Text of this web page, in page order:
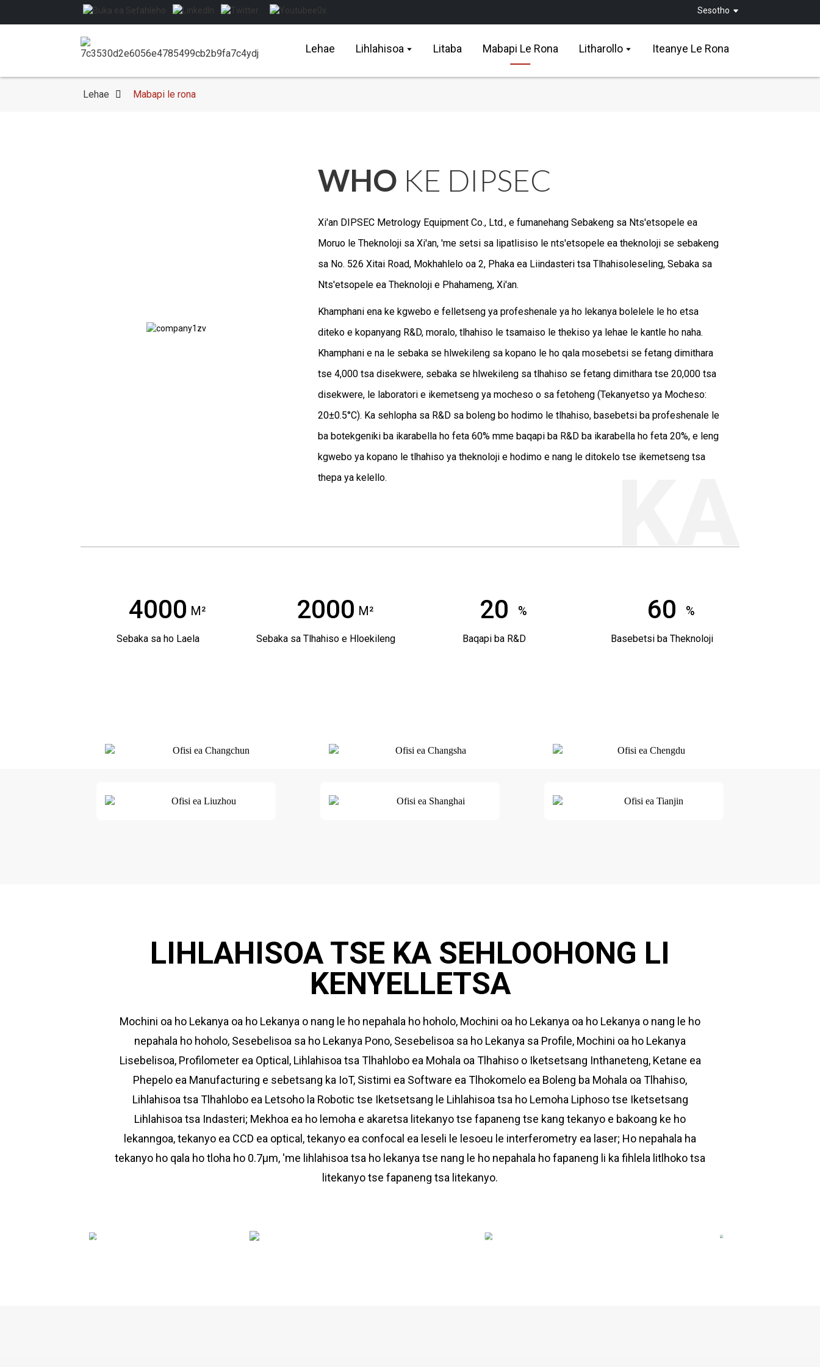
Sesotho
Lehae Lihlahisoa Litaba Mabapi Le Rona Litharollo Iteanye Le Rona
Lehae Mabapi le rona
WHO KE DIPSEC
Xi'an DIPSEC Metrology Equipment Co., Ltd., e fumanehang Sebakeng sa Nts'etsopele ea
Moruo le Theknoloji sa Xi'an, 'me setsi sa lipatlisiso le nts'etsopele ea theknoloji se sebakeng
sa No. 526 Xitai Road, Mokhahlelo oa 2, Phaka ea Liindasteri tsa Tlhahisoleseling, Sebaka sa
Nts'etsopele ea Theknoloji e Phahameng, Xi'an.
Khamphani ena ke kgwebo e felletseng ya profeshenale ya ho lekanya bolelele le ho etsa
diteko e kopanyang R&D, moralo, tlhahiso le tsamaiso le thekiso ya lehae le kantle ho naha.
Khamphani e na le sebaka se hlwekileng sa kopano le ho qala mosebetsi se fetang dimithara
tse 4,000 tsa disekwere, sebaka se hlwekileng sa tlhahiso se fetang dimithara tse 20,000 tsa
disekwere, le laboratori e ikemetseng ya mocheso o sa fetoheng (Tekanyetso ya Mocheso:
20±0.5°C). Ka sehlopha sa R&D sa boleng bo hodimo le tlhahiso, basebetsi ba profeshenale le
ba botekgeniki ba ikarabella ho feta 60% mme baqapi ba R&D ba ikarabella ho feta 20%, e leng
kgwebo ya kopano le tlhahiso ya theknoloji e hodimo e nang le ditokelo tse ikemetseng tsa
thepa ya kelello.
4000 M²
Sebaka sa ho Laela
2000 M²
Sebaka sa Tlhahiso e Hloekileng
20 %
Baqapi ba R&D
60 %
Basebetsi ba Theknoloji
Ofisi ea Changchun Ofisi ea Changsha Ofisi ea Chengdu
Ofisi ea Liuzhou Ofisi ea Shanghai Ofisi ea Tianjin
LIHLAHISOA TSE KA SEHLOOHONG LI
KENYELLETSA
Mochini oa ho Lekanya oa ho Lekanya o nang le ho nepahala ho hoholo, Mochini oa ho Lekanya oa ho Lekanya o nang le ho
nepahala ho hoholo, Sesebelisoa sa ho Lekanya Pono, Sesebelisoa sa ho Lekanya sa Profile, Mochini oa ho Lekanya
Lisebelisoa, Profilometer ea Optical, Lihlahisoa tsa Tlhahlobo ea Mohala oa Tlhahiso o Iketsetsang Inthaneteng, Ketane ea
Phepelo ea Manufacturing e sebetsang ka IoT, Sistimi ea Software ea Tlhokomelo ea Boleng ba Mohala oa Tlhahiso,
Lihlahisoa tsa Tlhahlobo ea Letsoho la Robotic tse Iketsetsang le Lihlahisoa tsa ho Lemoha Liphoso tse Iketsetsang
Lihlahisoa tsa Indasteri; Mekhoa ea ho lemoha e akaretsa litekanyo tse fapaneng tse kang tekanyo e bakoang ke ho
lekanngoa, tekanyo ea CCD ea optical, tekanyo ea confocal ea leseli le lesoeu le interferometry ea laser; Ho nepahala ha
tekanyo ho qala ho tloha ho 0.7μm, 'me lihlahisoa tsa ho lekanya tse nang le ho nepahala ho fapaneng li ka fihlela litlhoko tsa
litekanyo tse fapaneng tsa litekanyo.